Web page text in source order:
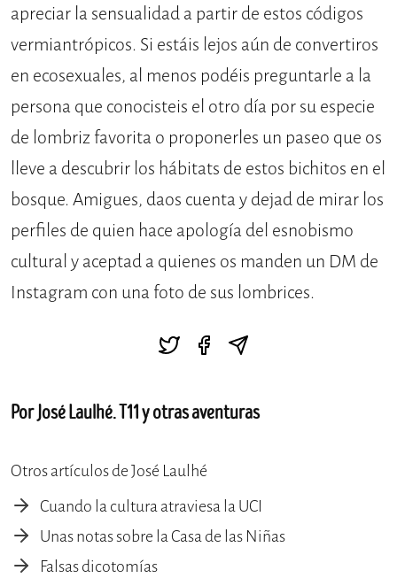
apreciar la sensualidad a partir de estos códigos
vermiantrópicos. Si estáis lejos aún de convertiros
en ecosexuales, al menos podéis preguntarle a la
persona que conocisteis el otro día por su especie
de lombriz favorita o proponerles un paseo que os
lleve a descubrir los hábitats de estos bichitos en el
bosque. Amigues, daos cuenta y dejad de mirar los
perfiles de quien hace apología del esnobismo
cultural y aceptad a quienes os manden un DM de
Instagram con una foto de sus lombrices.
Por José Laulhé. T11 y otras aventuras
Otros artículos de José Laulhé
Cuando la cultura atraviesa la UCI
Unas notas sobre la Casa de las Niñas
Falsas dicotomías